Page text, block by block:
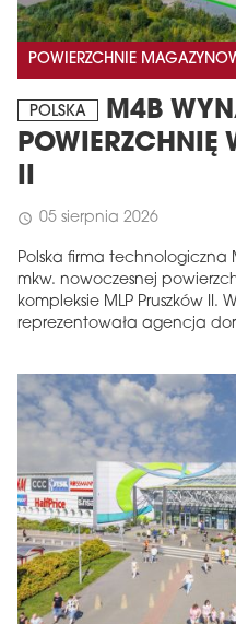
POWIERZCHNIE
POLSKA
M4B
POWIERZCHNIĘ
II
schedule 05 sierpnia 2026
Polska firma technologiczna
mkw. nowoczesnej
kompleksie MLP Pruszków
reprezentowała agencja